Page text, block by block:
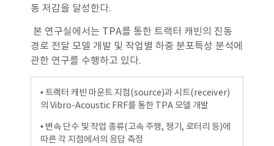
동 저감을 달성한다.
본 연구실에서는 TPA를 통한 트랙터 캐빈의 진동
경로 전달 모델 개발 및 작업별 하중 분포특성 분석에
관한 연구를 수행하고 있다.
• 트랙터 캐빈 마운트 지점(source)과 시트(receiver)
의 Vibro-Acoustic FRF를 통한 TPA 모델 개발
• 변속 단수 및 작업 종류(고속 주행, 쟁기, 로터리 등)에
따른 각 지점에서의 응답 측정